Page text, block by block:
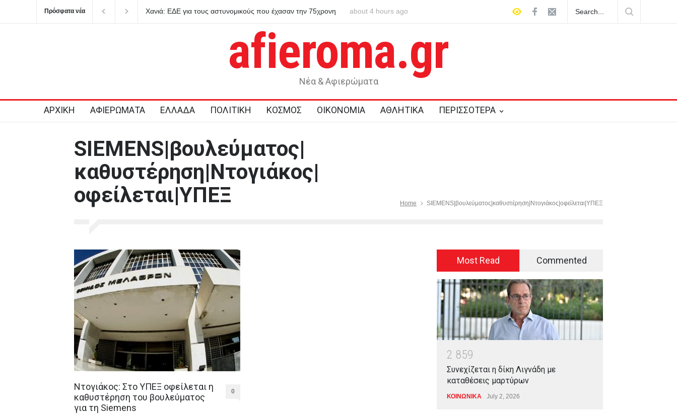
Πρόσφατα νέα
Χανιά: ΕΔΕ για τους αστυνομικούς που έχασαν την 75χρονη
Ημερήσιες προβλέψεις για τα ζώδια
Ο Μητσοτάκης στρέφεται κατά του εαυτού του και κηρύσσει
about 4 hours ago
afieroma.gr
Νέα & Αφιερώματα
ΑΡΧΙΚΗ ΑΦΙΕΡΩΜΑΤΑ ΕΛΛΑΔΑ ΠΟΛΙΤΙΚΗ ΚΟΣΜΟΣ ΟΙΚΟΝΟΜΙΑ ΑΘΛΗΤΙΚΑ ΠΕΡΙΣΣΟΤΕΡΑ
SIEMENS|βουλεύματος|
καθυστέρηση|Ντογιάκος|
οφείλεται|ΥΠΕΞ
Home SIEMENS|βουλεύματος|καθυστέρηση|Ντογιάκος|οφείλεται|ΥΠΕΞ
Ντογιάκος: Στο ΥΠΕΞ οφείλεται η
καθυστέρηση του βουλεύματος
για τη Siemens
0
Most Read Commented
2 859
Συνεχίζεται η δίκη Λιγνάδη με
καταθέσεις μαρτύρων
ΚΟΙΝΩΝΙΚΑ July 2, 2026